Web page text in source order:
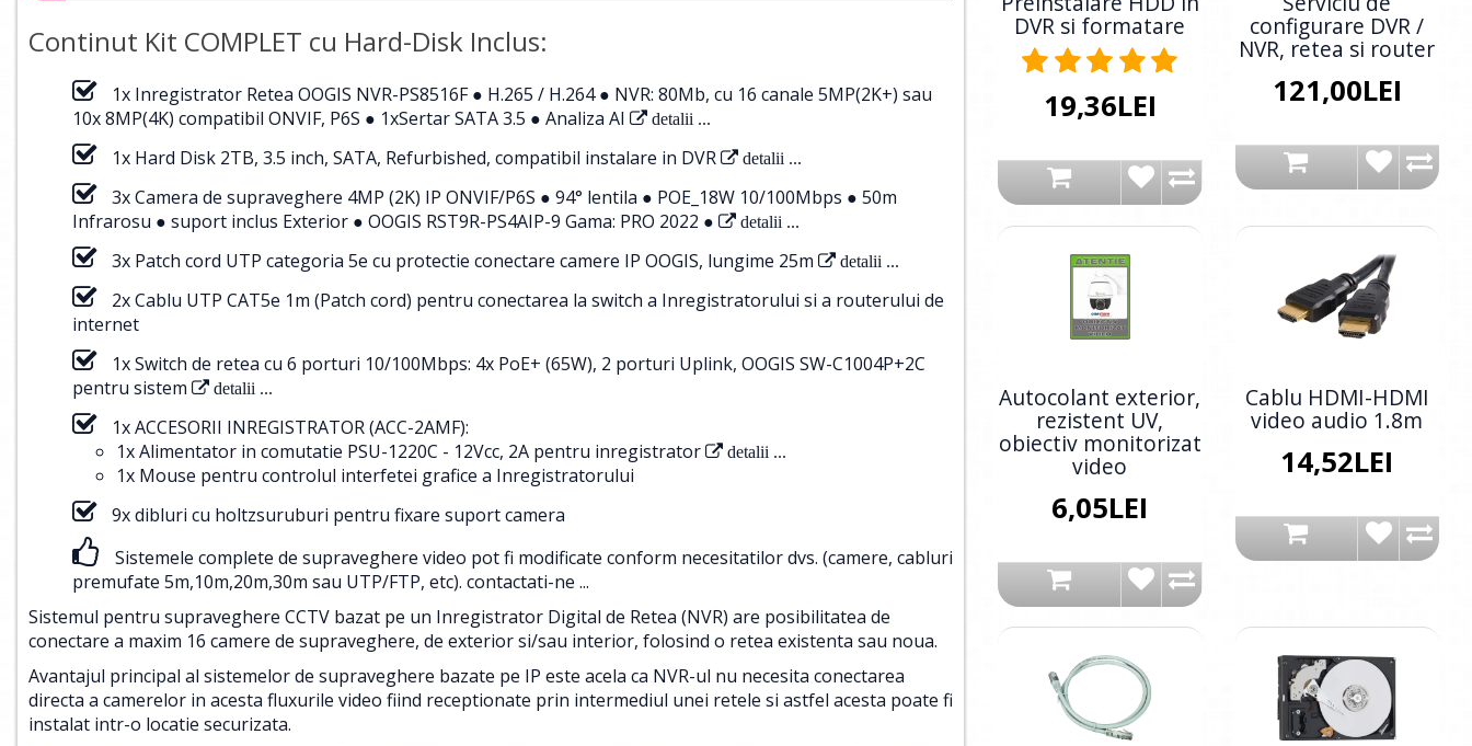
Continut Kit COMPLET cu Hard-Disk Inclus:
1x Inregistrator Retea OOGIS NVR-PS8516F ● H.265 / H.264 ● NVR: 80Mb, cu 16 canale 5MP(2K+) sau
10x 8MP(4K) compatibil ONVIF, P6S ● 1xSertar SATA 3.5 ● Analiza AI
detalii ...
1x Hard Disk 2TB, 3.5 inch, SATA, Refurbished, compatibil instalare in DVR detalii ...
3x Camera de supraveghere 4MP (2K) IP ONVIF/P6S ● 94° lentila ● POE_18W 10/100Mbps ● 50m
Infrarosu ● suport inclus Exterior ● OOGIS RST9R-PS4AIP-9 Gama: PRO 2022 ●
detalii ...
3x Patch cord UTP categoria 5e cu protectie conectare camere IP OOGIS, lungime 25m detalii ...
2x Cablu UTP CAT5e 1m (Patch cord) pentru conectarea la switch a Inregistratorului si a routerului de
internet
1x Switch de retea cu 6 porturi 10/100Mbps: 4x PoE+ (65W), 2 porturi Uplink, OOGIS SW-C1004P+2C
pentru sistem
detalii ...
1x ACCESORII INREGISTRATOR (ACC-2AMF):
1x Alimentator in comutatie PSU-1220C - 12Vcc, 2A pentru inregistrator
detalii ...
1x Mouse pentru controlul interfetei grafice a Inregistratorului
9x dibluri cu holtzsuruburi pentru fixare suport camera
Sistemele complete de supraveghere video pot fi modificate conform necesitatilor dvs. (camere, cabluri
premufate 5m,10m,20m,30m sau UTP/FTP, etc). contactati-ne ...
Sistemul pentru supraveghere CCTV bazat pe un Inregistrator Digital de Retea (NVR) are posibilitatea de
conectare a maxim 16 camere de supraveghere, de exterior si/sau interior, folosind o retea existenta sau noua.
Avantajul principal al sistemelor de supraveghere bazate pe IP este acela ca NVR-ul nu necesita conectarea
directa a camerelor in acesta fluxurile video fiind receptionate prin intermediul unei retele si astfel acesta poate fi
instalat intr-o locatie securizata.
DVR si formatare
19,36LEI
configurare DVR /
NVR, retea si router
121,00LEI
Autocolant exterior,
rezistent UV,
obiectiv monitorizat
video
6,05LEI
Cablu HDMI-HDMI
video audio 1.8m
14,52LEI